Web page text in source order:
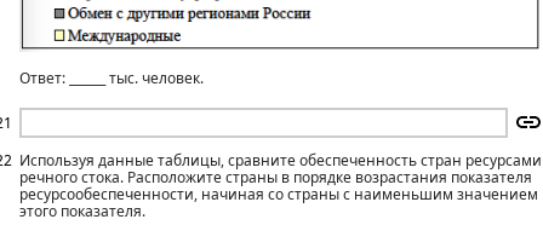
Ответ: ______ тыс. человек.
Используя данные таблицы, сравните обеспеченность стран ресурсами
речного стока. Расположите страны в порядке возрастания показателя
ресурсообеспеченности, начиная со страны с наименьшим значением
этого показателя.